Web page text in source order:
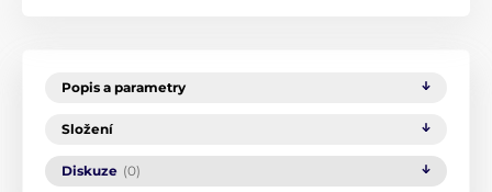
Popis a parametry
Složení
Diskuze (0)